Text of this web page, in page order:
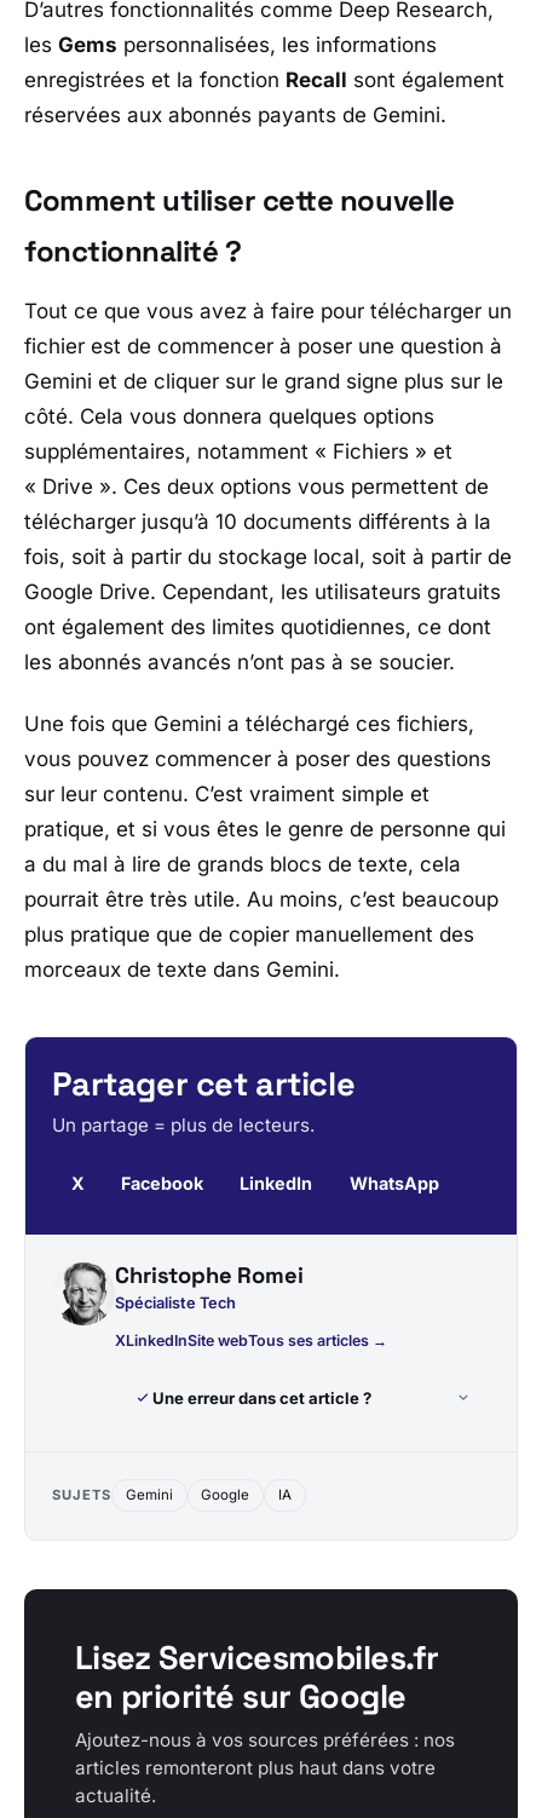
D’autres fonctionnalités comme Deep Research,
les Gems personnalisées, les informations
enregistrées et la fonction Recall sont également
réservées aux abonnés payants de Gemini.
Comment utiliser cette nouvelle
fonctionnalité ?
Tout ce que vous avez à faire pour télécharger un
fichier est de commencer à poser une question à
Gemini et de cliquer sur le grand signe plus sur le
côté. Cela vous donnera quelques options
supplémentaires, notamment « Fichiers » et
« Drive ». Ces deux options vous permettent de
télécharger jusqu’à 10 documents différents à la
fois, soit à partir du stockage local, soit à partir de
Google Drive. Cependant, les utilisateurs gratuits
ont également des limites quotidiennes, ce dont
les abonnés avancés n’ont pas à se soucier.
Une fois que Gemini a téléchargé ces fichiers,
vous pouvez commencer à poser des questions
sur leur contenu. C’est vraiment simple et
pratique, et si vous êtes le genre de personne qui
a du mal à lire de grands blocs de texte, cela
pourrait être très utile. Au moins, c’est beaucoup
plus pratique que de copier manuellement des
morceaux de texte dans Gemini.
Partager cet article
Un partage = plus de lecteurs.
X Facebook LinkedIn WhatsApp
Christophe Romei
Spécialiste Tech
XLinkedInSite webTous ses articles →
Une erreur dans cet article ?
SUJETS Gemini Google IA
Lisez Servicesmobiles.fr
en priorité sur Google
Ajoutez-nous à vos sources préférées : nos
articles remonteront plus haut dans votre
actualité.